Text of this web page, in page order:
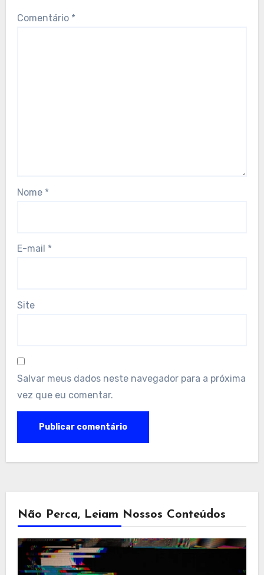
Comentário *
Nome *
E-mail *
Site
Salvar meus dados neste navegador para a próxima
vez que eu comentar.
Não Perca, Leiam Nossos Conteúdos